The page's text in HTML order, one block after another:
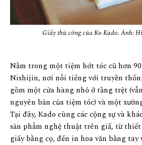
Giấy thủ công của Ko Kado. Ảnh:
Nằm trong một tiệm hớt tóc cũ hơn
Nishijin, nơi nổi tiếng với truyền
gồm một cửa hàng nhỏ ở tầng trệt
nguyên bản của tiệm tóc) và một
Tại đây, Kado cùng các cộng sự và
sản phẩm nghệ thuật trên giấ, từ
giấy bằng cọ, đến in hoa văn bằng tay